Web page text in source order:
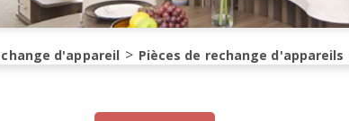
d'appareil Pièces de rechange